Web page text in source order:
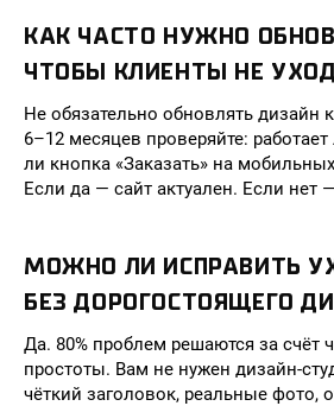
КАК ЧАСТО НУЖНО
ЧТОБЫ КЛИЕНТЫ НЕ
Не обязательно обновлять дизайн
6–12 месяцев проверяйте:
ли кнопка «Заказать» на
Если да — сайт актуален. Если нет
МОЖНО ЛИ ИСПРАВИТЬ
БЕЗ ДОРОГОСТОЯЩЕГО
Да. 80% проблем решаются за счёт
простоты. Вам не нужен дизайн-
чёткий заголовок, реальные фото,